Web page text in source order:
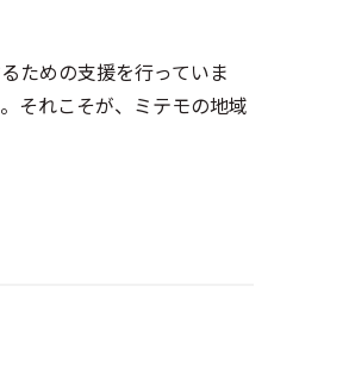
ための支援を行っていま
それこそが、ミテモの地域